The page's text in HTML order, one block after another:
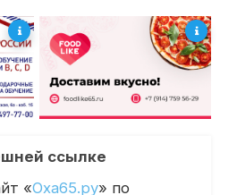
ссылке
«Оха65.ру» по